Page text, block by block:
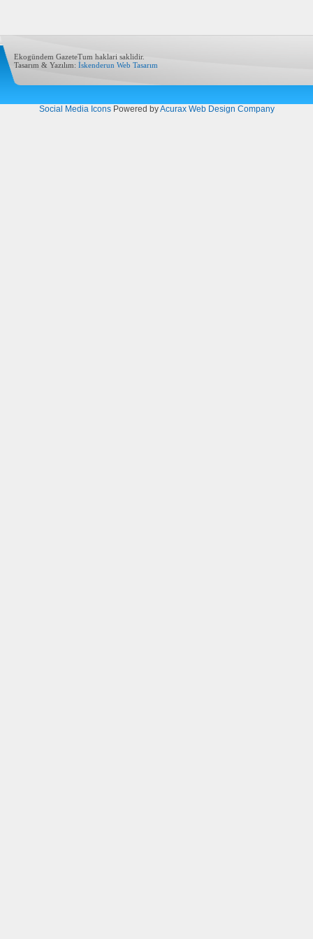
Ekogündem GazeteTum haklari saklidir.
Tasarım & Yazılım: İskenderun Web Tasarım
Social Media IconsPowered byAcurax Web Design Company